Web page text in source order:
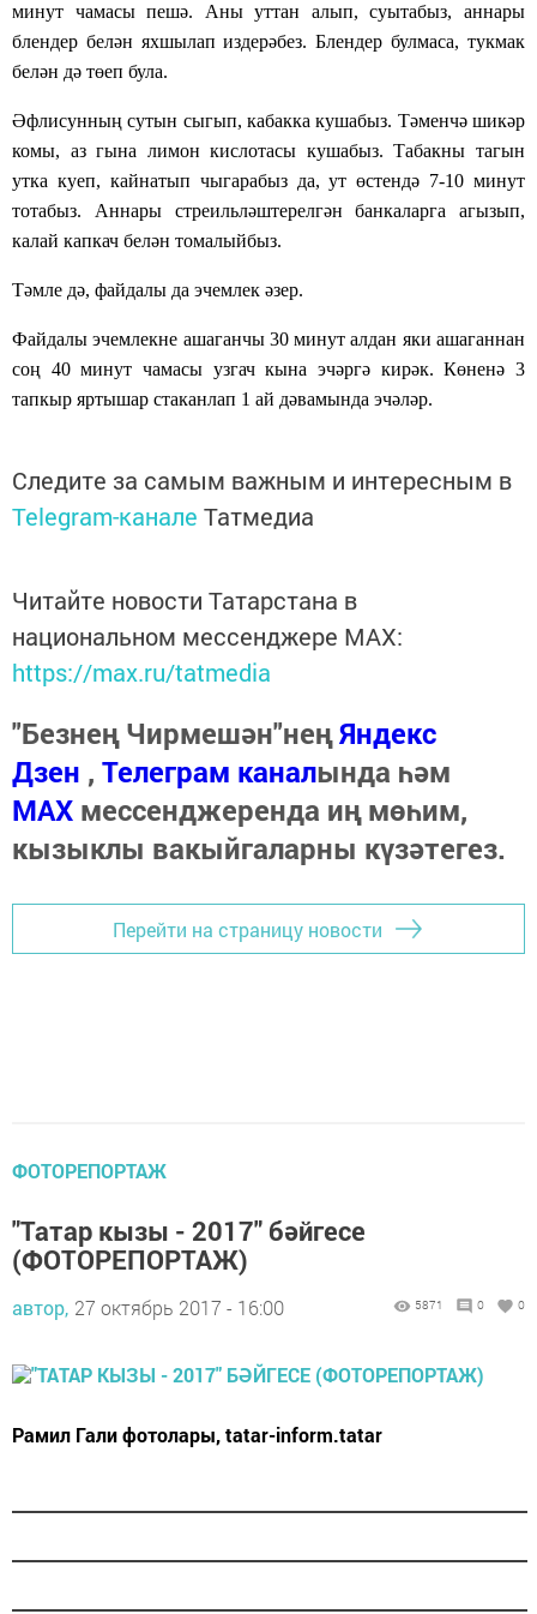
минут чамасы пешә. Аны уттан алып, суытабыз, аннары
блендер белән яхшылап издерәбез.Блендер булмаса, тукмак
белән дә төеп була.
Әфлисунның сутын сыгып, кабакка кушабыз. Тәменчә шикәр
комы, аз гына лимон кислотасы кушабыз. Табакны тагын
утка куеп, кайнатып чыгарабыз да, утөстендә 7-10 минут
тотабыз. Аннары стреильләштерелгән банкаларга агызып,
калай капкач белән томалыйбыз.
Тәмле дә, файдалы да эчемлек әзер.
Файдалы эчемлекне ашаганчы 30 минут алдан яки ашаганнан
соң 40 минут чамасы узгач кына эчәргә кирәк. Көненә 3
тапкыр яртышар стаканлап 1 ай дәвамында эчәләр.
Следите за самым важным и интересным в
Telegram-канале Татмедиа
Читайте новости Татарстана в
национальном мессенджере MАХ:
https://max.ru/tatmedia
"Безнең Чирмешән"неңЯндекс
Дзен , Телеграм каналында һәм
МАХ мессенджеренда иң мөһим,
кызыклы вакыйгаларны күзәтегез.
Перейти на страницу новости
ФОТОРЕПОРТАЖ
"Татар кызы - 2017" бәйгесе
(ФОТОРЕПОРТАЖ)
автор, 27 октябрь 2017 - 16:00 5871 0 0
Рамил Гали фотолары, tatar-inform.tatar